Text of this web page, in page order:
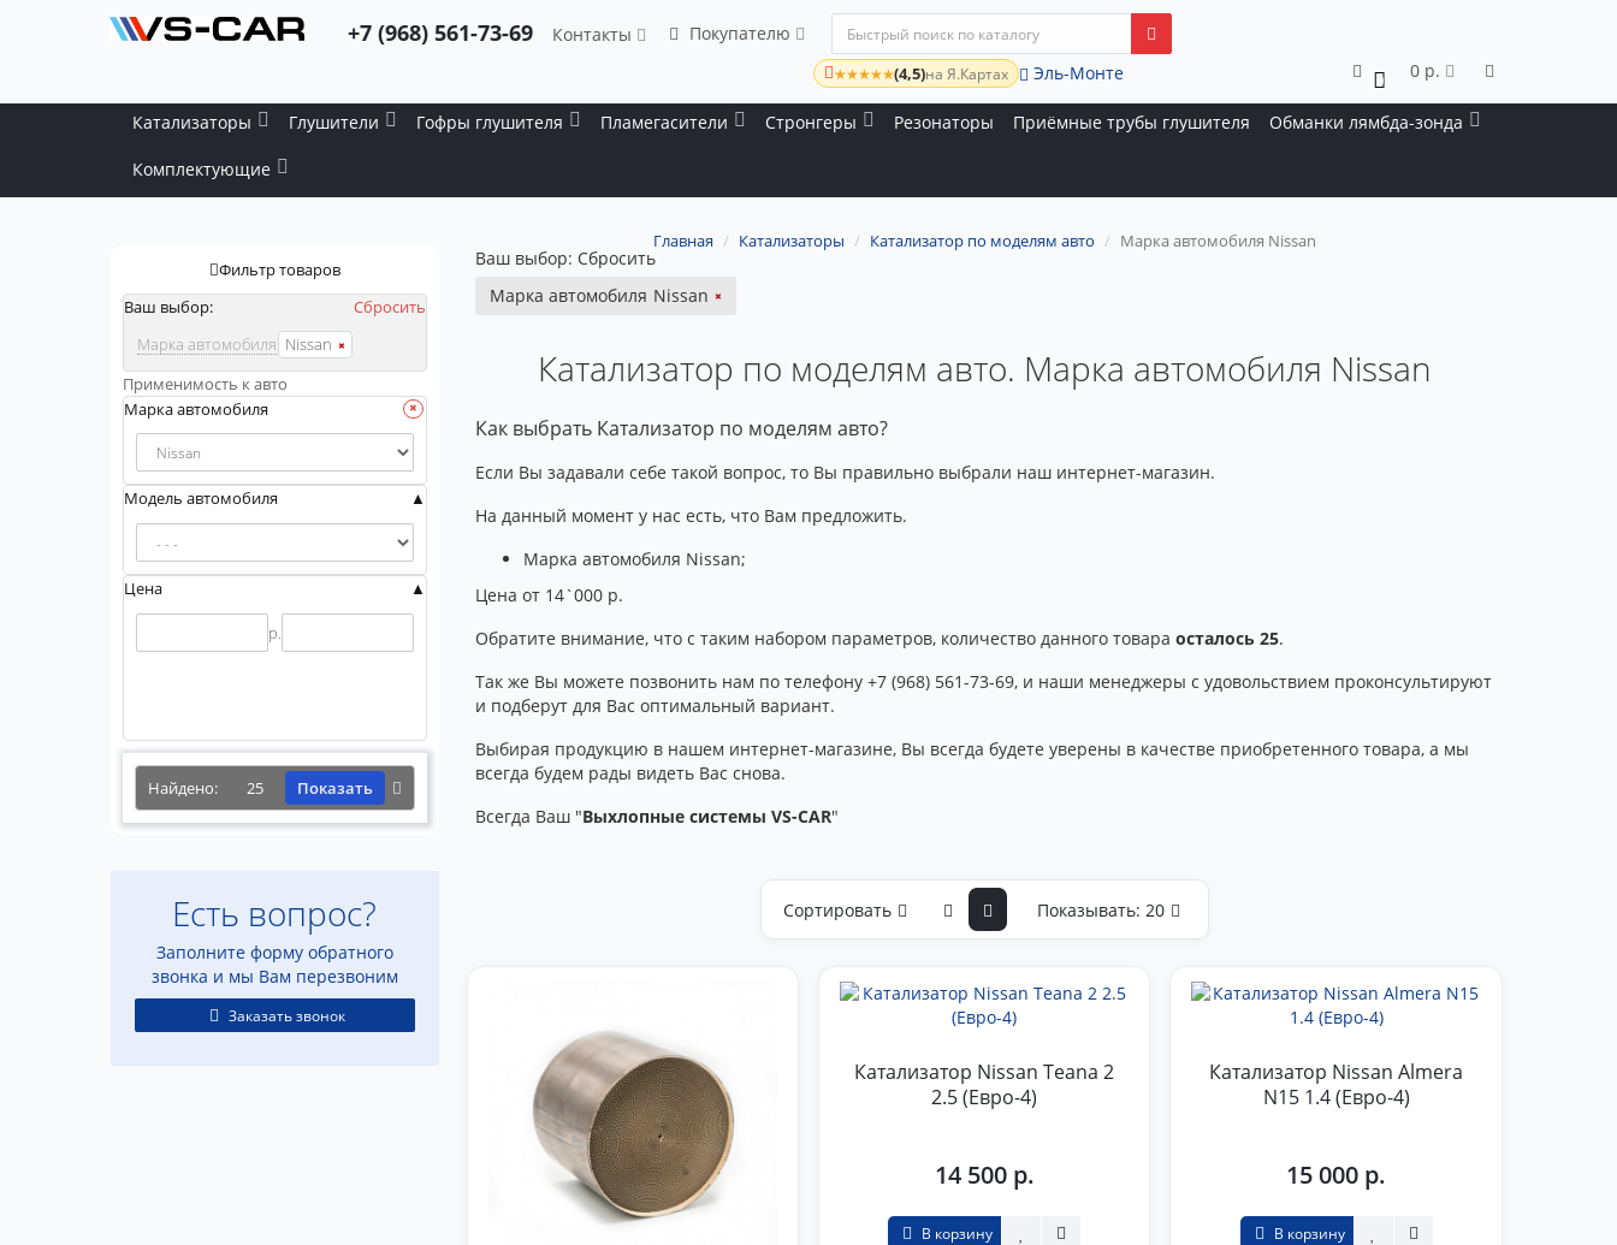
+7 (968) 561-73-69 Контакты Покупателю
★★★★★(4,5)на Я.Картах Эль-Монте 0 0 р.
Катализаторы Глушители Гофры глушителя Пламегасители Стронгеры Резонаторы Приёмные трубы глушителя Обманки лямбда-зонда
Комплектующие
Фильтр товаров
Ваш выбор:
Сбросить
Марка автомобиля Nissan
Применимость к авто
Марка автомобиля
Модель автомобиля
Цена
р.
Найдено: 25 Показать
Есть вопрос?
Заполните форму обратного
звонка и мы Вам перезвоним
Заказать звонок
Главная Катализаторы Катализатор по моделям авто Марка автомобиля Nissan
Ваш выбор: Сбросить
Марка автомобиля Nissan
Катализатор по моделям авто. Марка автомобиля Nissan
Как выбрать Катализатор по моделям авто?
Если Вы задавали себе такой вопрос, то Вы правильно выбрали наш интернет-магазин.
На данный момент у нас есть, что Вам предложить.
Марка автомобиля Nissan;
Цена от 14`000 р.
Обратите внимание, что с таким набором параметров, количество данного товара осталось 25.
Так же Вы можете позвонить нам по телефону +7 (968) 561-73-69, и наши менеджеры с удовольствием проконсультируют
и подберут для Вас оптимальный вариант.
Выбирая продукцию в нашем интернет-магазине, Вы всегда будете уверены в качестве приобретенного товара, а мы
всегда будем рады видеть Вас снова.
Всегда Ваш "Выхлопные системы VS-CAR"
Сортировать Показывать: 20
Катализатор Nissan Teana 2
2.5 (Евро-4)
14 500 р.
В корзину
Катализатор Nissan Almera
N15 1.4 (Евро-4)
15 000 р.
В корзину